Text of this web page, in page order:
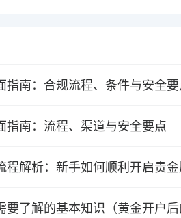
指南：合规流程、条件与安全要
指南：流程、渠道与安全要点
程解析：新手如何顺利开启贵
要了解的基本知识（黄金开户后